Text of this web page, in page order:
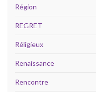
Région
REGRET
Réligieux
Renaissance
Rencontre